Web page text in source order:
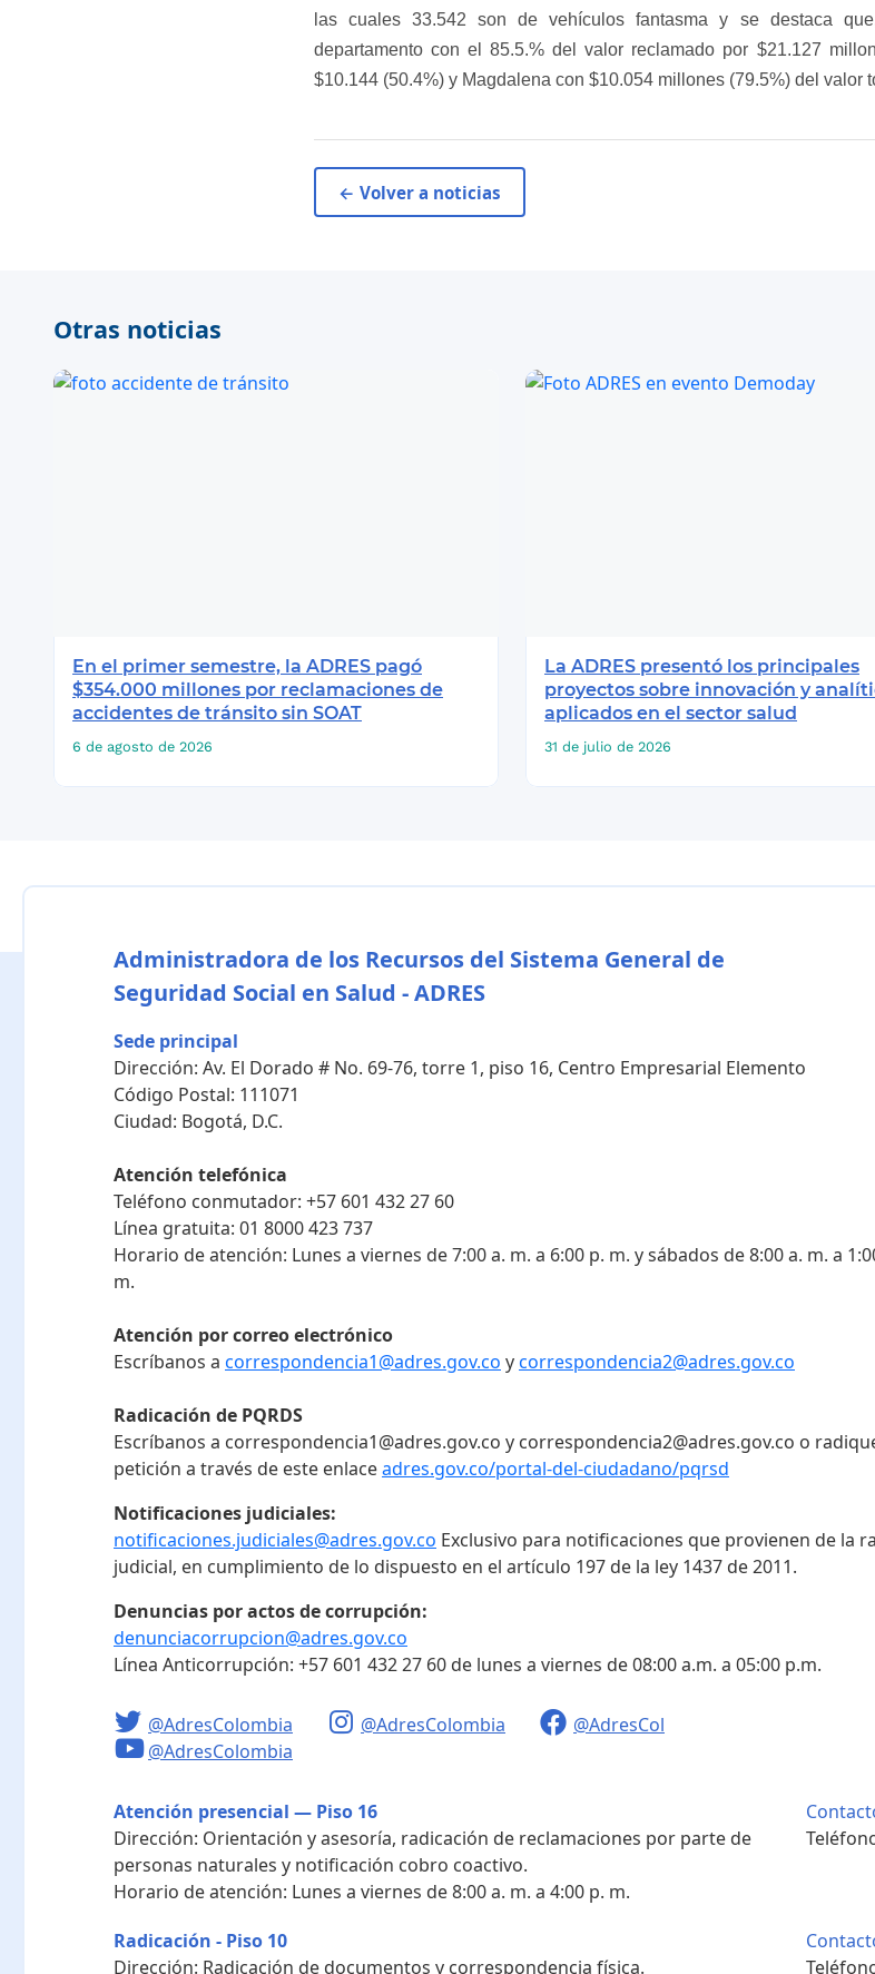
las cuales 33.542 son de vehículos fantasma y se destaca
departamento con el 85.5.% del valor reclamado por $21.127
$10.144 (50.4%) y Magdalena con $10.054 millones (79.5%) del valor
← Volver a noticias
Otras noticias
En el primer semestre, la ADRES pagó
$354.000 millones por reclamaciones de
accidentes de tránsito sin SOAT
6 de agosto de 2026
La ADRES presentó los principales
proyectos sobre innovación y
aplicados en el sector salud
31 de julio de 2026
Administradora de los Recursos del Sistema General de
Seguridad Social en Salud - ADRES
Sede principal
Dirección: Av. El Dorado # No. 69-76, torre 1, piso 16, Centro Empresarial Elemento
Código Postal: 111071
Ciudad: Bogotá, D.C.
Atención telefónica
Teléfono conmutador: +57 601 432 27 60
Línea gratuita: 01 8000 423 737
Horario de atención: Lunes a viernes de 7:00 a. m. a 6:00 p. m. y sábados de 8:00 a. m. a
m.
Atención por correo electrónico
Escríbanos a correspondencia1@adres.gov.co ycorrespondencia2@adres.gov.co
Radicación de PQRDS
Escríbanos a correspondencia1@adres.gov.co y correspondencia2@adres.gov.co o
petición a través de este enlaceadres.gov.co/portal-del-ciudadano/pqrsd
Notificaciones judiciales:
notificaciones.judiciales@adres.gov.co Exclusivo para notificaciones que provienen de la
judicial, en cumplimiento de lo dispuesto en el artículo 197 de la ley 1437 de 2011.
Denuncias por actos de corrupción:
denunciacorrupcion@adres.gov.co
Línea Anticorrupción: +57 601 432 27 60 de lunes a viernes de 08:00 a.m. a 05:00 p.m.
@AdresColombia @AdresColombia
@AdresCol
@AdresColombia
Atención presencial — Piso 16
Dirección: Orientación y asesoría, radicación de reclamaciones por parte de
personas naturales y notificación cobro coactivo.
Horario de atención: Lunes a viernes de 8:00 a. m. a 4:00 p. m.
Radicación - Piso 10
Dirección: Radicación de documentos y correspondencia física.